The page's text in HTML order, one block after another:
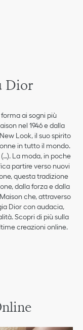
Dior
ai sogni più
nel 1946 e dalla
Look, il suo spirito
in tutto il mondo.
La moda, in poche
partire verso nuovi
questa tradizione
dalla forza e dalla
che, attraverso
Dior con audacia,
Scopri di più sulla
creazioni online.